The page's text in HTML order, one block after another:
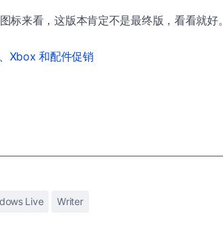
来看，这版本肯定不是最终版，看看就好。
Xbox 和配件促销
Live Writer